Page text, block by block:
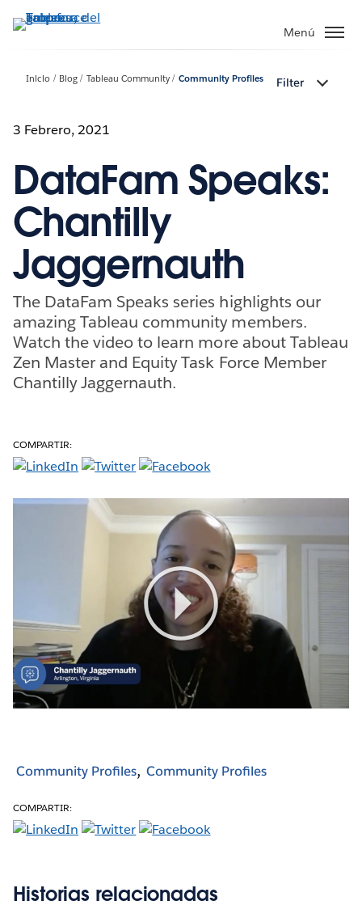
Menú
Inicio Blog Tableau Community Community Profiles Filter
3 Febrero, 2021
DataFam Speaks:
Chantilly
Jaggernauth
The DataFam Speaks series highlights our
amazing Tableau community members.
Watch the video to learn more about Tableau
Zen Master and Equity Task Force Member
Chantilly Jaggernauth.
COMPARTIR:
Play
Video
Community Profiles Community Profiles
COMPARTIR:
Historias relacionadas